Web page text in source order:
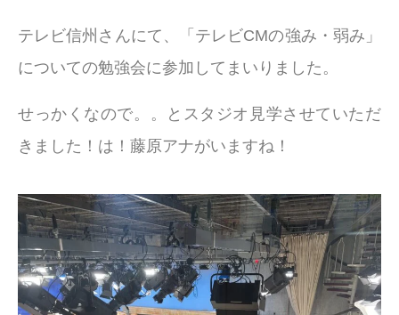
テレビ信州さんにて、「テレビCMの強み・弱み」
についての勉強会に参加してまいりました。
せっかくなので。。とスタジオ見学させていただ
きました！は！藤原アナがいますね！